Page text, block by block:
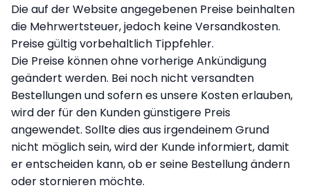
Die auf der Website angegebenen Preise beinhalten
die Mehrwertsteuer, jedoch keine Versandkosten.
Preise gültig vorbehaltlich Tippfehler.
Die Preise können ohne vorherige Ankündigung
geändert werden. Bei noch nicht versandten
Bestellungen und sofern es unsere Kosten erlauben,
wird der für den Kunden günstigere Preis
angewendet. Sollte dies aus irgendeinem Grund
nicht möglich sein, wird der Kunde informiert, damit
er entscheiden kann, ob er seine Bestellung ändern
oder stornieren möchte.